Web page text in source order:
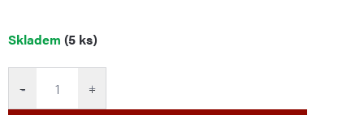
Měrná
Skladem (5 ks)
+
−